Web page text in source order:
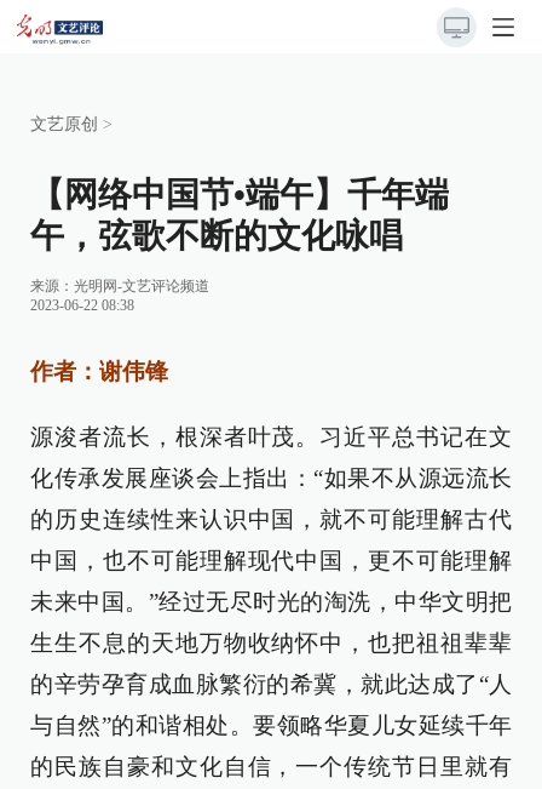
文艺原创 >
【网络中国节•端午】千年端
午，弦歌不断的文化咏唱
来源： 光明网-文艺评论频道
2023-06-22 08:38
作者：谢伟锋
源浚者流长，根深者叶茂。习近平总书记在文
化传承发展座谈会上指出：“如果不从源远流长
的历史连续性来认识中国，就不可能理解古代
中国，也不可能理解现代中国，更不可能理解
未来中国。”经过无尽时光的淘洗，中华文明把
生生不息的天地万物收纳怀中，也把祖祖辈辈
的辛劳孕育成血脉繁衍的希冀，就此达成了“人
与自然”的和谐相处。要领略华夏儿女延续千年
的民族自豪和文化自信，一个传统节日里就有